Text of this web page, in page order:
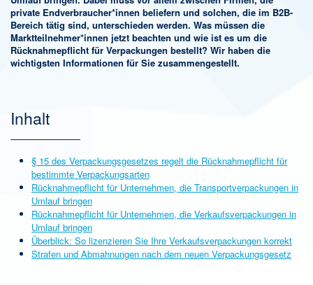
private Endverbraucher*innen beliefern und solchen, die im B2B-
Bereich tätig sind, unterschieden werden. Was müssen die
Marktteilnehmer*innen jetzt beachten und wie ist es um die
Rücknahmepflicht für Verpackungen bestellt? Wir haben die
wichtigsten Informationen für Sie zusammengestellt.
Inhalt
§ 15 des Verpackungsgesetzes regelt die Rücknahmepflicht für
bestimmte Verpackungsarten
Rücknahmepflicht für Unternehmen, die Transportverpackungen in
Umlauf bringen
Rücknahmepflicht für Unternehmen, die Verkaufsverpackungen in
Umlauf bringen
Überblick: So lizenzieren Sie Ihre Verkaufsverpackungen korrekt
Strafen und Abmahnungen nach dem neuen Verpackungsgesetz